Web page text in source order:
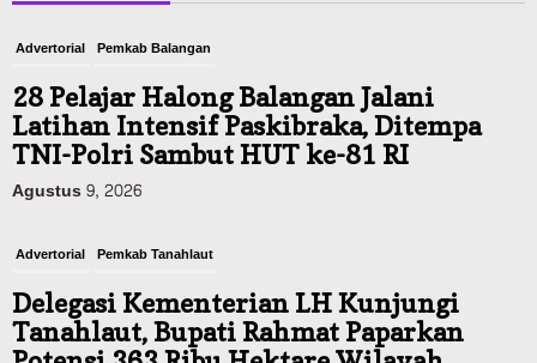
Advertorial Pemkab Balangan
28 Pelajar Halong Balangan Jalani
Latihan Intensif Paskibraka, Ditempa
TNI-Polri Sambut HUT ke-81 RI
Agustus 9, 2026
Advertorial Pemkab Tanahlaut
Delegasi Kementerian LH Kunjungi
Tanahlaut, Bupati Rahmat Paparkan